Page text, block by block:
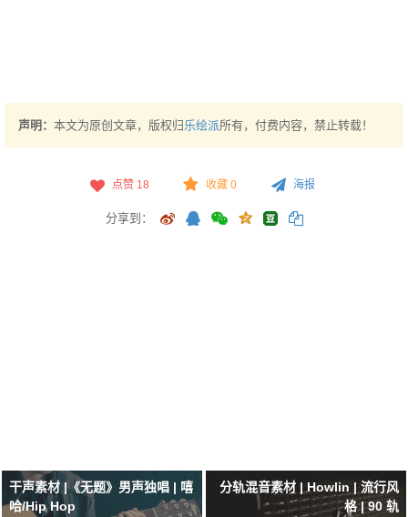
声明： 本文为原创文章，版权归 乐绘派所有，付费内容，禁止转载！
点赞 18 收藏 0 海报
分享到：
干声素材 |《无题》男声独唱 | 嘻
哈/Hip Hop
分轨混音素材 | Howlin | 流行风
格 | 90 轨